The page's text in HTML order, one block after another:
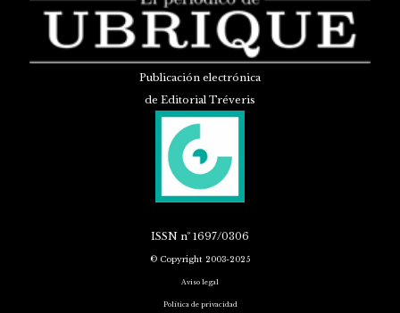
Publicación electrónica
de Editorial Tréveris
ISSN nº 1697/0306
© Copyright 2003-2025
Aviso legal
Política de privacidad